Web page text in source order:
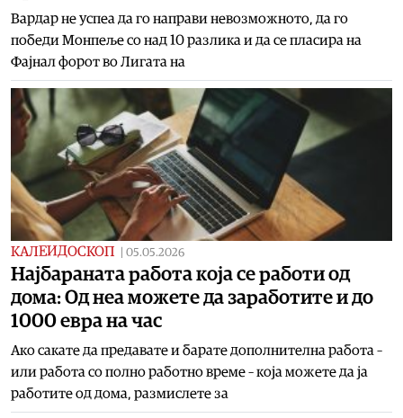
Вардар не успеа да го направи невозможното, да го
победи Монпеље со над 10 разлика и да се пласира на
Фајнал форот во Лигата на
КАЛЕИДОСКОП 05.05.2026
Најбараната работа која се работи од
дома: Oд неа можете да заработите и до
1000 евра на час
Ако сакате да предавате и барате дополнителна работа –
или работа со полно работно време – која можете да ја
работите од дома, размислете за